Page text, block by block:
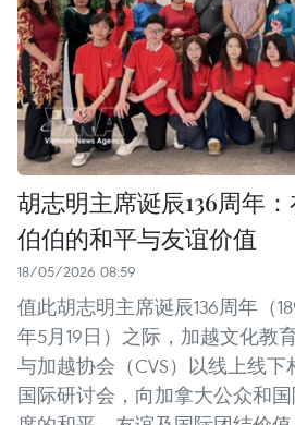
胡志明主席诞辰136周年
伯伯的和平与友谊价值
18/05/2026 08:59
值此胡志明主席诞辰136周年（
年5月19日）之际，加越文化教
与加越协会（CVS）以线上线
国际研讨会，向加拿大公众和